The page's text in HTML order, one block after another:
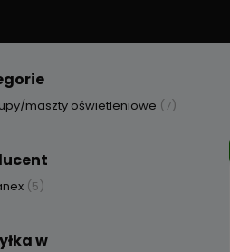
maszty oświetleniowe (7)
(5)
w